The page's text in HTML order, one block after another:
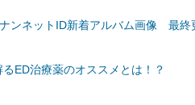
ナンネットID新着アルバム画像 最